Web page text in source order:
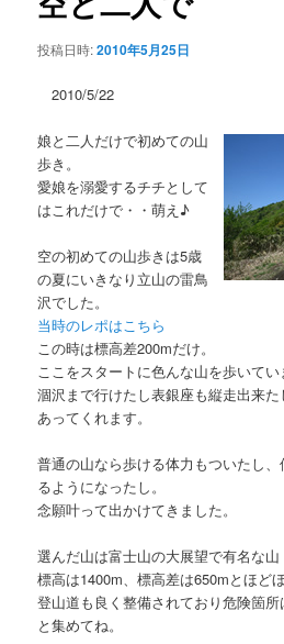
ン
テ
ン
ツ
移
動
投稿日時:2010年5月25日
2010/5/22
娘と二人だけで初めての山
歩き。
愛娘を溺愛するチチとして
はこれだけで・・萌え♪
空の初めての山歩きは5歳
の夏にいきなり立山の雷鳥
沢でした。
当時のレポはこちら
この時は標高差200mだけ。
ここをスタートに色んな山を歩いてい
涸沢まで行けたし表銀座も縦走出来
あってくれます。
普通の山なら歩ける体力もついたし
るようになったし。
念願叶って出かけてきました。
選んだ山は富士山の大展望で有名な山
標高は1400m、標高差は650mとほどほ
登山道も良く整備されており危険箇
と集めてね。